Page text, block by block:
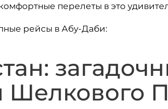
перелеты в это
рейсы в Абу-Даби:
Шелкового